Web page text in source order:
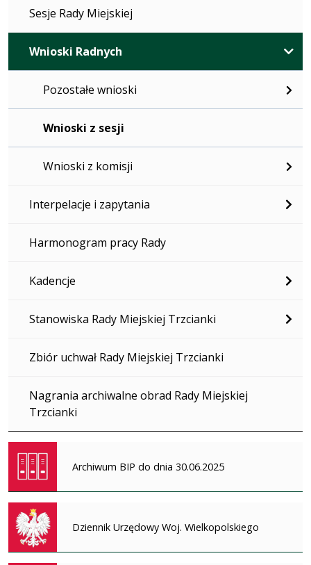
Sesje Rady Miejskiej
Wnioski Radnych
Pozostałe wnioski
Wnioski z sesji
Wnioski z komisji
Interpelacje i zapytania
Harmonogram pracy Rady
Kadencje
Stanowiska Rady Miejskiej Trzcianki
Zbiór uchwał Rady Miejskiej Trzcianki
Nagrania archiwalne obrad Rady Miejskiej
Trzcianki
Archiwum BIP do dnia 30.06.2025
Dziennik Urzędowy Woj. Wielkopolskiego